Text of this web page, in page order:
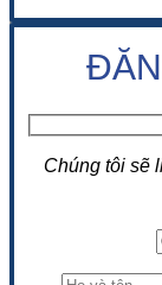
Chúng tôi sẽ